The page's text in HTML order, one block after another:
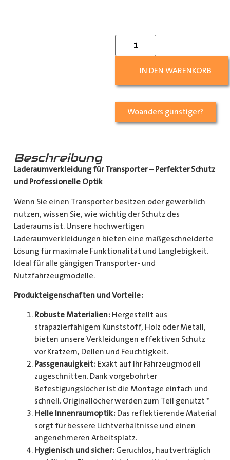
IN DEN WARENKORB
Woanders günstiger?
Beschreibung
Laderaumverkleidung für Transporter – Perfekter Schutz
und Professionelle Optik
Wenn Sie einen Transporter besitzen oder gewerblich
nutzen, wissen Sie, wie wichtig der Schutz des
Laderaums ist. Unsere hochwertigen
Laderaumverkleidungen bieten eine maßgeschneiderte
Lösung für maximale Funktionalität und Langlebigkeit.
Ideal für alle gängigen Transporter- und
Nutzfahrzeugmodelle.
Produkteigenschaften und Vorteile:
Robuste Materialien: Hergestellt aus
strapazierfähigem Kunststoff, Holz oder Metall,
bieten unsere Verkleidungen effektiven Schutz
vor Kratzern, Dellen und Feuchtigkeit.
Passgenauigkeit: Exakt auf Ihr Fahrzeugmodell
zugeschnitten. Dank vorgebohrter
Befestigungslöcher ist die Montage einfach und
schnell. Originallöcher werden zum Teil genutzt *
Helle Innenraumoptik: Das reflektierende Material
sorgt für bessere Lichtverhältnisse und einen
angenehmeren Arbeitsplatz.
Hygienisch und sicher: Geruchlos, hautverträglich